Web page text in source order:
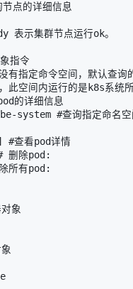
点的详细信息
表示集群节点运行ok。
指令
指定命令空间，默认查询
此空间内运行的是k8s
的详细信息
#查询指定命名空间
查看pod详情
删除pod:
有pod:
象